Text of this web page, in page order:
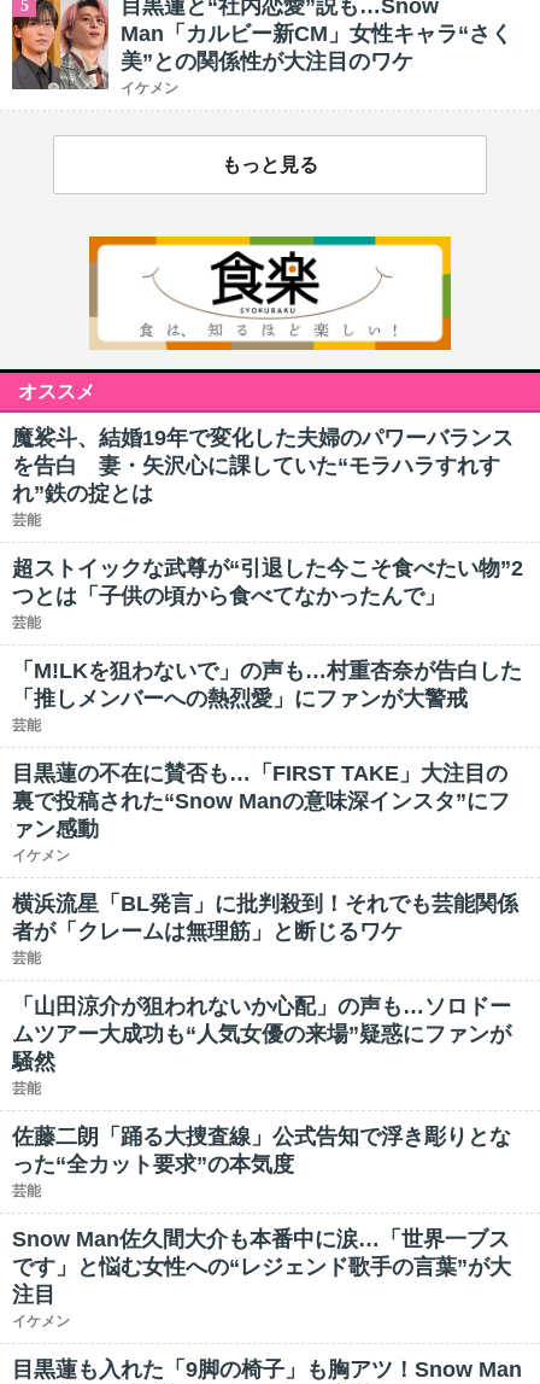
5
目黒蓮と“社内恋愛”説も…Snow
Man「カルビー新CM」女性キャラ“さく
美”との関係性が大注目のワケ
イケメン
もっと見る
オススメ
魔裟斗、結婚19年で変化した夫婦のパワーバランス
を告白 妻・矢沢心に課していた“モラハラすれす
れ”鉄の掟とは
芸能
超ストイックな武尊が“引退した今こそ食べたい物”2
つとは「子供の頃から食べてなかったんで」
芸能
「M!LKを狙わないで」の声も…村重杏奈が告白した
「推しメンバーへの熱烈愛」にファンが大警戒
芸能
目黒蓮の不在に賛否も…「FIRST TAKE」大注目の
裏で投稿された“Snow Manの意味深インスタ”にフ
ァン感動
イケメン
横浜流星「BL発言」に批判殺到！それでも芸能関係
者が「クレームは無理筋」と断じるワケ
芸能
「山田涼介が狙われないか心配」の声も…ソロドー
ムツアー大成功も“人気女優の来場”疑惑にファンが
騒然
芸能
佐藤二朗「踊る大捜査線」公式告知で浮き彫りとな
った“全カット要求”の本気度
芸能
Snow Man佐久間大介も本番中に涙…「世界一ブス
です」と悩む女性への“レジェンド歌手の言葉”が大
注目
イケメン
目黒蓮も入れた「9脚の椅子」も胸アツ！Snow Man